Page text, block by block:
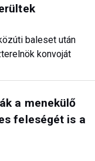
baleset után
konvoját
a menekülő
feleségét is a